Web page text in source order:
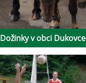
Dožinky v obci Dukovce